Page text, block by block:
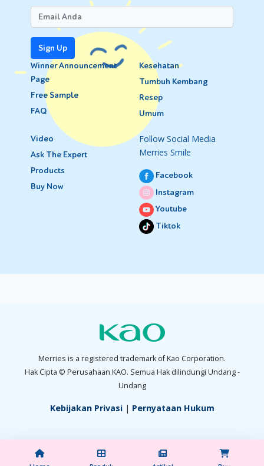
Sign Up
Winner Announcement
Page
Free Sample
FAQ
Kesehatan
Tumbuh Kembang
Resep
Umum
Video
Ask The Expert
Products
Buy Now
Follow Social Media
Merries Smile
Facebook
Instagram
Youtube
Tiktok
Merries is a registered trademark of Kao Corporation.
Hak Cipta © Perusahaan KAO. Semua Hak dilindungi Undang -
Undang
Kebijakan Privasi| Pernyataan Hukum